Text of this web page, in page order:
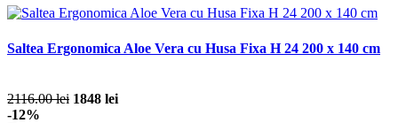
Saltea Ergonomica Aloe Vera cu Husa Fixa H 24 200 x 140 cm
2116.00 lei 1848 lei
-12%